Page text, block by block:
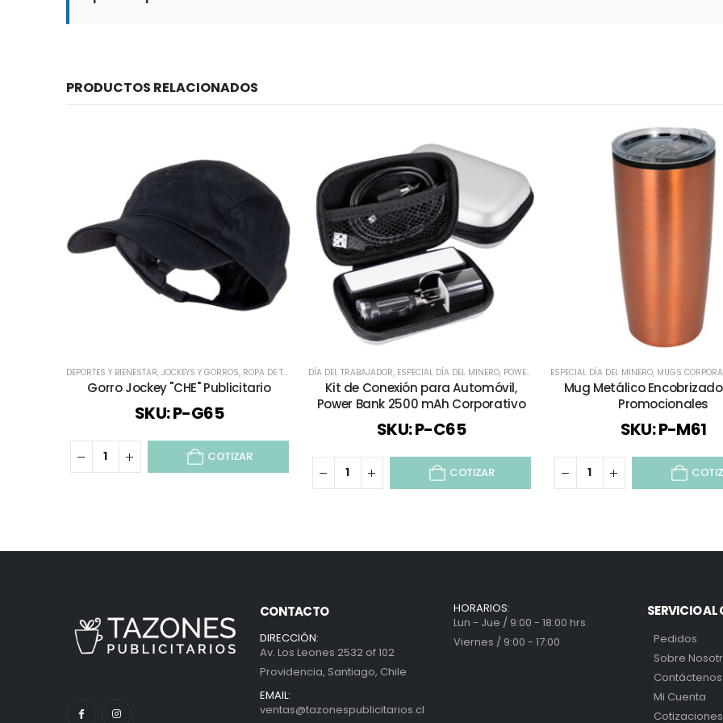
PRODUCTOS RELACIONADOS
DEPORTES Y BIENESTAR, JOCKEYS Y GORROS, ROPA DE TRABAJO Y PUBLICITARIO ,ROPA DEPORTIVA, TIEMPO LIBRE / OUTDOOR ,TODO VESTUARIO,TODOS, VESTUARIO
Gorro Jockey "CHE" Publicitario
SKU: P-G65
COTIZAR
DÍA DEL TRABAJADOR, ESPECIAL DÍA DEL MINERO, POWER BANK ,REGALOS DÍA DEL PADRE ,TECNOLOGÍA /
Kit de Conexión para Automóvil,
Power Bank 2500 mAh Corporativo
SKU: P-C65
COTIZAR
ESPECIAL DÍA DEL MINERO, MUGS
Mug Metálico
Promocionales
SKU: P-M61
CONTACTO
DIRECCIÓN:
Av. Los Leones 2532 of 102
Providencia, Santiago, Chile
EMAIL:
ventas@tazonespublicitarios.cl
HORARIOS:
Lun - Jue / 9:00 - 18:00 hrs.
Viernes / 9:00 - 17:00
SERVICIO AL
Pedidos
Sobre
Contáctenos
Mi Cuenta
Cotizaciones